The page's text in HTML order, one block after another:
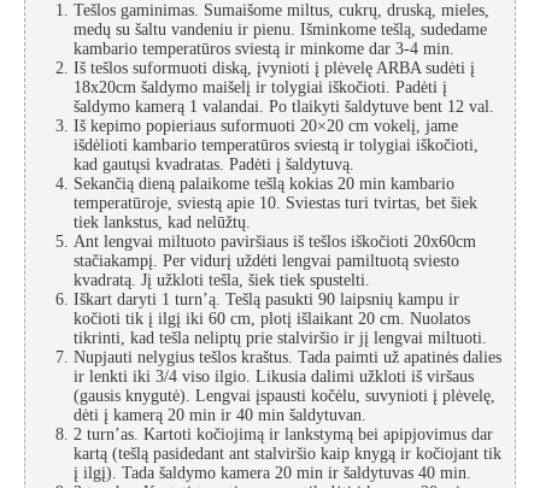
Tešlos gaminimas. Sumaišome miltus, cukrų, druską, mieles,
medų su šaltu vandeniu ir pienu. Išminkome tešlą, sudedame
kambario temperatūros sviestą ir minkome dar 3-4 min.
Iš tešlos suformuoti diską, įvynioti į plėvelę ARBA sudėti į
18x20cm šaldymo maišelį ir tolygiai iškočioti. Padėti į
šaldymo kamerą 1 valandai. Po tlaikyti šaldytuve bent 12 val.
Iš kepimo popieriaus suformuoti 20×20 cm vokelį, jame
išdėlioti kambario temperatūros sviestą ir tolygiai iškočioti,
kad gautųsi kvadratas. Padėti į šaldytuvą.
Sekančią dieną palaikome tešlą kokias 20 min kambario
temperatūroje, sviestą apie 10. Sviestas turi tvirtas, bet šiek
tiek lankstus, kad nelūžtų.
Ant lengvai miltuoto paviršiaus iš tešlos iškočioti 20x60cm
stačiakampį. Per vidurį uždėti lengvai pamiltuotą sviesto
kvadratą. Jį užkloti tešla, šiek tiek spustelti.
Iškart daryti 1 turn’ą. Tešlą pasukti 90 laipsnių kampu ir
kočioti tik į ilgį iki 60 cm, plotį išlaikant 20 cm. Nuolatos
tikrinti, kad tešla neliptų prie stalviršio ir jį lengvai miltuoti.
Nupjauti nelygius tešlos kraštus. Tada paimti už apatinės dalies
ir lenkti iki 3/4 viso ilgio. Likusia dalimi užkloti iš viršaus
(gausis knygutė). Lengvai įspausti kočėlu, suvynioti į plėvelę,
dėti į kamerą 20 min ir 40 min šaldytuvan.
2 turn’as. Kartoti kočiojimą ir lankstymą bei apipjovimus dar
kartą (tešlą pasidedant ant stalviršio kaip knygą ir kočiojant tik
į ilgį). Tada šaldymo kamera 20 min ir šaldytuvas 40 min.